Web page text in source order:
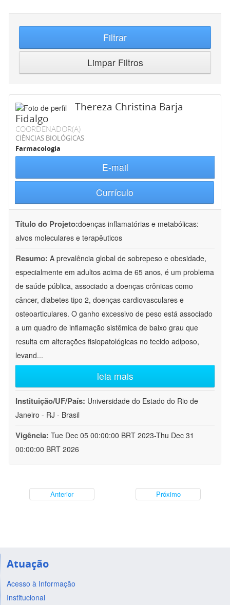
Filtrar
Limpar Filtros
Thereza Christina Barja
Fidalgo
COORDENADOR(A)
CIÊNCIAS BIOLÓGICAS
Farmacologia
E-mail
Currículo
Título do Projeto:doenças inflamatórias e metabólicas:
alvos moleculares e terapêuticos
Resumo: A prevalência global de sobrepeso e obesidade,
especialmente em adultos acima de 65 anos, é um problema
de saúde pública, associado a doenças crônicas como
câncer, diabetes tipo 2, doenças cardiovasculares e
osteoarticulares. O ganho excessivo de peso está associado
a um quadro de inflamação sistêmica de baixo grau que
resulta em alterações fisiopatológicas no tecido adiposo,
levand...
leia mais
Instituição/UF/País: Universidade do Estado do Rio de
Janeiro - RJ - Brasil
Vigência: Tue Dec 05 00:00:00 BRT 2023-Thu Dec 31
00:00:00 BRT 2026
Anterior Próximo
Atuação
Acesso à Informação
Institucional